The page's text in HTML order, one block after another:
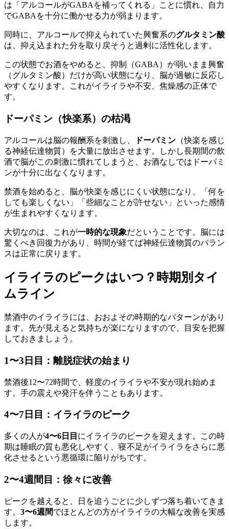
は「アルコールがGABAを補ってくれる」ことに慣れ、自力
でGABAを十分に働かせる力が弱まります。
同時に、アルコールで抑えられていた興奮系のグルタミン酸
は、抑え込まれた分を取り戻そうと過剰に活性化します。
この状態でお酒をやめると、抑制（GABA）が弱いまま興奮
（グルタミン酸）だけが高い状態になり、脳が過敏に反応し
やすくなります。これがイライラや不安、焦燥感の正体で
す。
ドーパミン（快楽系）の枯渇
アルコールは脳の報酬系を刺激し、 ドーパミン （快楽を感じ
る神経伝達物質）を大量に放出させます。しかし長期間の飲
酒で脳がこの刺激に慣れてしまうと、お酒なしではドーパミ
ンが十分に出なくなります。
禁酒を始めると、脳が快楽を感じにくい状態になり、「何を
しても楽しくない」「些細なことが許せない」といった感情
が生まれやすくなります。
大切なのは、これが一時的な現象だということです。脳には
驚くべき回復力があり、時間が経てば神経伝達物質のバラン
スは正常に戻ります。
イライラのピークはいつ？時期別タイ
ムライン
禁酒中のイライラには、おおよその時期的なパターンがあり
ます。先が見えると気持ちが楽になりますので、目安を把握
しておきましょう。
1〜3日目：離脱症状の始まり
禁酒後12〜72時間で、軽度のイライラや不安が現れ始めま
す。手の震えや発汗を伴うこともあります。
4〜7日目：イライラのピーク
多くの人が4〜6日目 にイライラのピークを迎えます。この時
期は睡眠の質も悪化しやすく、寝不足がイライラをさらに悪
化させるという悪循環に陥りがちです。
2〜4週間目：徐々に改善
ピークを越えると、日を追うごとに少しずつ落ち着いてきま
す。 3〜6週間でほとんどの方がイライラの大幅な改善を実感
します。